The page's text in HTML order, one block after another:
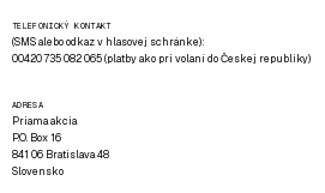
TELEFONICKÝ KONTAKT
(SMS alebo odkaz v hlasovej schránke):
00420 735 082 065 (platby ako pri volaní do Českej republiky)
ADRESA
Priama akcia
P.O. Box 16
841 06 Bratislava 48
Slovensko